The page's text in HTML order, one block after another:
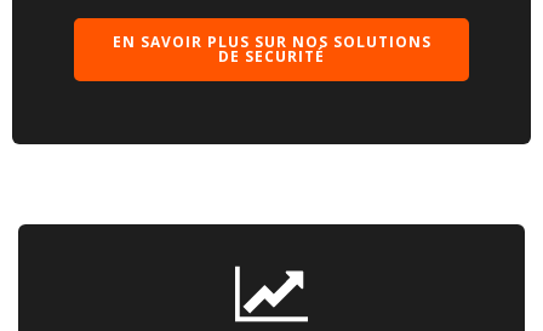
EN SAVOIR PLUS SUR NOS SOLUTIONS
DE SECURITÉ